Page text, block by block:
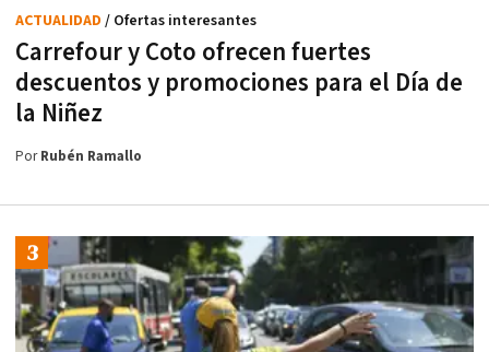
Carrefour y Coto ofrecen fuertes
descuentos y promociones para el Día de
la Niñez
ACTUALIDAD / Ofertas interesantes
PorRubén Ramallo